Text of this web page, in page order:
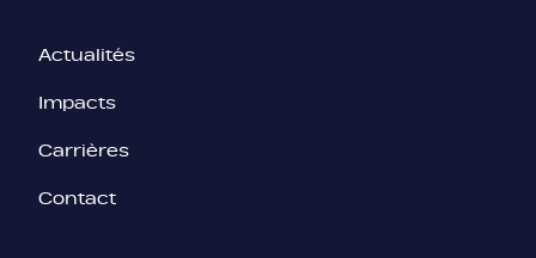
Actualités
Impacts
Carrières
Contact